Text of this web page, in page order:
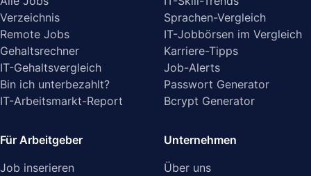
Verzeichnis
Remote Jobs
Gehaltsrechner
IT-Gehaltsvergleich
Bin ich unterbezahlt?
IT-Arbeitsmarkt-Report
Sprachen-Vergleich
IT-Jobbörsen im Vergleich
Karriere-Tipps
Job-Alerts
Passwort Generator
Bcrypt Generator
Für Arbeitgeber
Job inserieren
Unternehmen
Über uns